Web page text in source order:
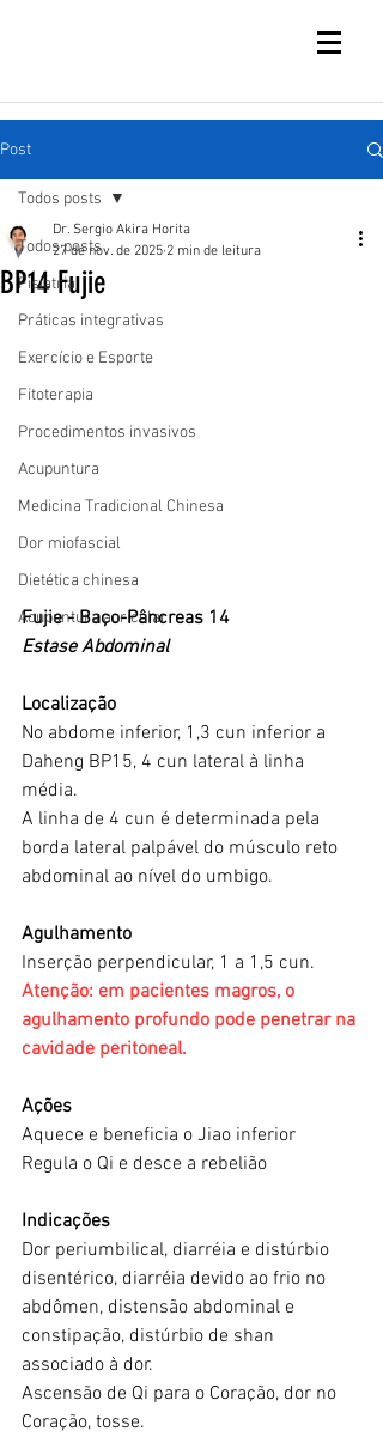
Post
Todos posts
Fisiatria
Práticas integrativas
Exercício e Esporte
Fitoterapia
Procedimentos invasivos
Acupuntura
Medicina Tradicional Chinesa
Dor miofascial
Dietética chinesa
Acupuntura auricular
Todos posts
BP14 Fujie
Dr. Sergio Akira Horita
27 de nov. de 2025 2 min de leitura
Fujie - Baço-Pâncreas 14
Estase Abdominal
Localização
No abdome inferior, 1,3 cun inferior a
Daheng BP15, 4 cun lateral à linha
média.
A linha de 4 cun é determinada pela
borda lateral palpável do músculo reto
abdominal ao nível do umbigo.
Agulhamento
Inserção perpendicular, 1 a 1,5 cun.
Atenção: em pacientes magros, o
agulhamento profundo pode penetrar na
cavidade peritoneal.
Ações
Aquece e beneficia o Jiao inferior
Regula o Qi e desce a rebelião
Indicações
Dor periumbilical, diarréia e distúrbio
disentérico, diarréia devido ao frio no
abdômen, distensão abdominal e
constipação, distúrbio de shan
associado à dor.
Ascensão de Qi para o Coração, dor no
Coração, tosse.